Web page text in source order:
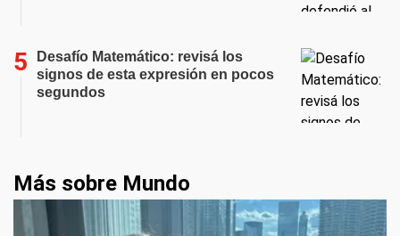
Desafío Matemático: revisá los
signos de esta expresión en pocos
segundos
Más sobre Mundo